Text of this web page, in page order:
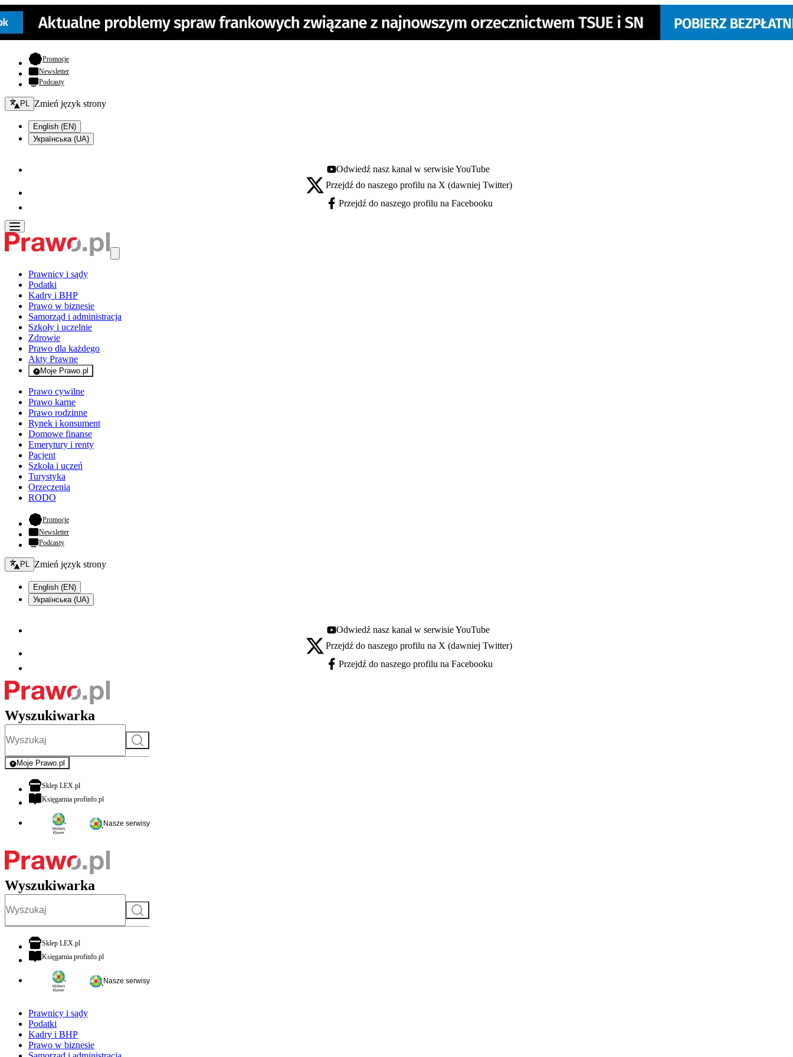
Promocje- otwiera się w nowej karcie
Newsletter
Podcasty
Zmień język - bieżący:
PL Zmień język strony
English (EN)
Українська (UA)
Youtube - otwiera się w nowej karcie
Odwiedź nasz kanał w serwisie YouTube
X - otwiera się w nowej karcie
Przejdź do naszego profilu na X (dawniej Twitter)
Facebook - otwiera się w nowej karcie
Przejdź do naszego profilu na Facebooku
Prawnicy i sądy
Podatki
Kadry i BHP
Prawo w biznesie
Samorząd i administracja
Szkoły i uczelnie
Zdrowie
Prawo dla każdego
Akty Prawne
Moje Prawo.pl
- rejestracja i logowanie do serwisu
Prawo cywilne
Prawo karne
Prawo rodzinne
Rynek i konsument
Domowe finanse
Emerytury i renty
Pacjent
Szkoła i uczeń
Turystyka
Orzeczenia
RODO
Promocje- otwiera się w nowej karcie
Newsletter
Podcasty
Zmień język - bieżący:
PL Zmień język strony
English (EN)
Українська (UA)
Youtube - otwiera się w nowej karcie
Odwiedź nasz kanał w serwisie YouTube
X - otwiera się w nowej karcie
Przejdź do naszego profilu na X (dawniej Twitter)
Facebook - otwiera się w nowej karcie
Przejdź do naszego profilu na Facebooku
Wyszukiwarka
Szukaj
Moje Prawo.pl
- rejestracja i logowanie do serwisu
Sklep LEX.plotwiera się w nowej karcie
Księgarnia profinfo.plotwiera się w nowej karcie
Nasze serwisy
Wyszukiwarka
Szukaj
Sklep LEX.plotwiera się w nowej karcie
Księgarnia profinfo.plotwiera się w nowej karcie
Nasze serwisy
Prawnicy i sądy
Podatki
Kadry i BHP
Prawo w biznesie